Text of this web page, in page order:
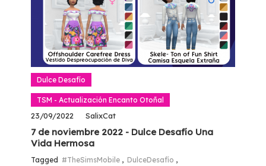
Dulce Desafío
TSM - Actualización Encanto Otoñal
23/09/2022 SalixCat
7 de noviembre 2022 - Dulce Desafío Una
Vida Hermosa
Tagged #TheSimsMobile , DulceDesafío ,